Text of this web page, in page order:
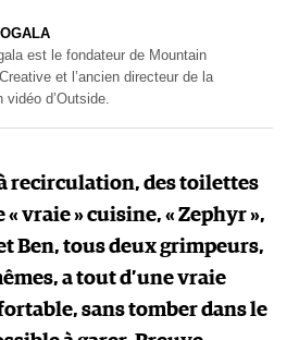
est le fondateur de Mountain
et l’ancien directeur de la
vidéo d’Outside.
recirculation, des toilettes
« vraie » cuisine, « Zephyr »,
Ben, tous deux grimpeurs,
a tout d’une vraie
sans tomber dans le